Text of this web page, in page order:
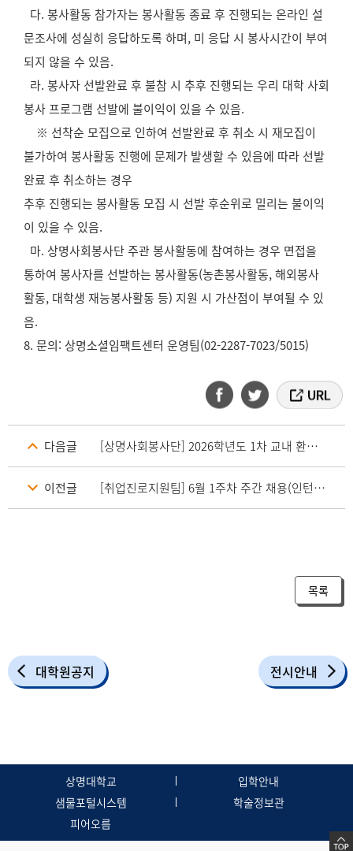
다. 봉사활동 참가자는 봉사활동 종료 후 진행되는 온라인 설
문조사에 성실히 응답하도록 하며, 미 응답 시 봉사시간이 부여
되지 않을 수 있음.
라. 봉사자 선발완료 후 불참 시 추후 진행되는 우리 대학 사회
봉사 프로그램 선발에 불이익이 있을 수 있음.
※ 선착순 모집으로 인하여 선발완료 후 취소 시 재모집이
불가하여 봉사활동 진행에 문제가 발생할 수 있음에 따라 선발
완료 후 취소하는 경우
추후 진행되는 봉사활동 모집 시 선발 후순위로 밀리는 불이익
이 있을 수 있음.
마. 상명사회봉사단 주관 봉사활동에 참여하는 경우 면접을
통하여 봉사자를 선발하는 봉사활동(농촌봉사활동, 해외봉사
활동, 대학생 재능봉사활동 등) 지원 시 가산점이 부여될 수 있
음.
8. 문의: 상명소셜임팩트센터 운영팀(02-2287-7023/5015)
다음글 [상명사회봉사단] 2026학년도 1차 교내 환경정화(플로깅) 봉사활동 모집 안내
이전글 [취업진로지원팀] 6월 1주차 주간 채용(인턴) 정보
목록
대학원공지 전시안내
상명대학교
입학안내
샘물포털시스템
학술정보관
피어오름